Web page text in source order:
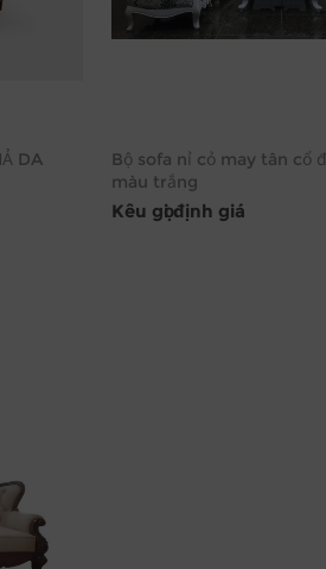
DA
Bộ sofa nỉ cỏ may tân cổ
màu trắng
Kêu gọi định giá